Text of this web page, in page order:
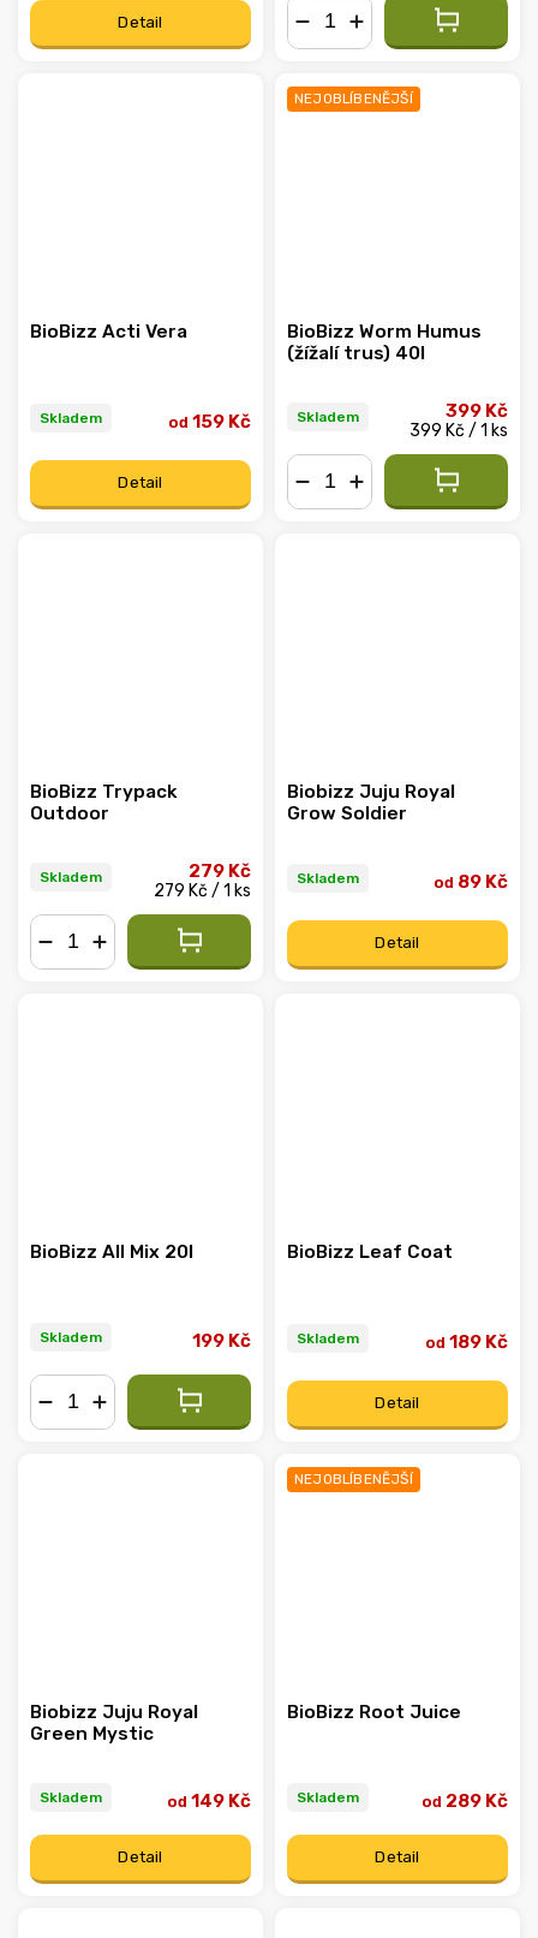
Detail
BioBizz Acti Vera
Skladem od 159 Kč
Detail
NEJOBLÍBENĚJŠÍ
BioBizz Worm Humus
(žížalí trus) 40l
Skladem 399 Kč
399 Kč / 1 ks
BioBizz Trypack
Outdoor
Skladem 279 Kč
279 Kč / 1 ks
Biobizz Juju Royal
Grow Soldier
Skladem od 89 Kč
Detail
BioBizz All Mix 20l
Skladem 199 Kč
BioBizz Leaf Coat
Skladem od 189 Kč
Detail
Biobizz Juju Royal
Green Mystic
Skladem od 149 Kč
Detail
NEJOBLÍBENĚJŠÍ
BioBizz Root Juice
Skladem od 289 Kč
Detail